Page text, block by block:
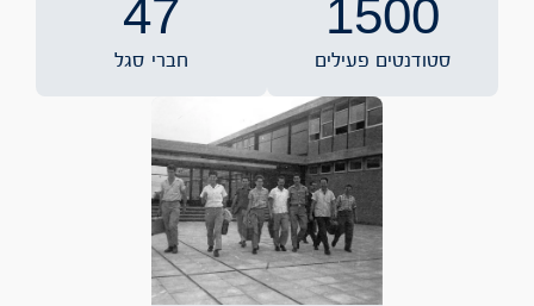
1500
סטודנטים פעילים
47
חברי סגל